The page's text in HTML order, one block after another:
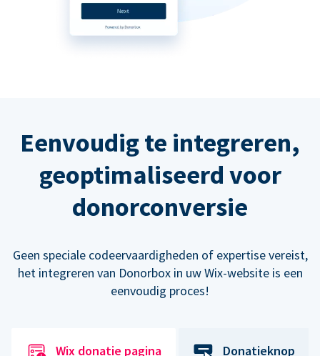
Eenvoudig te integreren,
geoptimaliseerd voor
donorconversie
Geen speciale codeervaardigheden of expertise vereist,
het integreren van Donorbox in uw Wix-website is een
eenvoudig proces!
Wix donatie pagina Donatieknop